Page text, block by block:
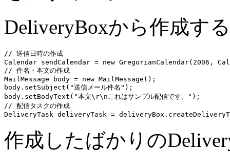
DeliveryBoxから作成す
// 送信日時の作成
Calendar sendCalendar = new GregorianCalendar(2006,
// 件名・本文の作成
MailMessage body = new MailMessage();
body.setSubject("送信メール件名");
body.setBodyText("本文\r\nこれはサンプル配信です。");
// 配信タスクの作成
作成したばかりの